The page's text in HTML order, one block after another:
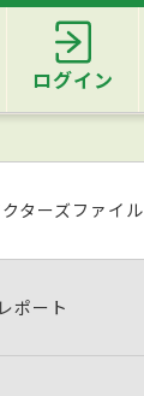
ログイン
クターズファイル
ポート